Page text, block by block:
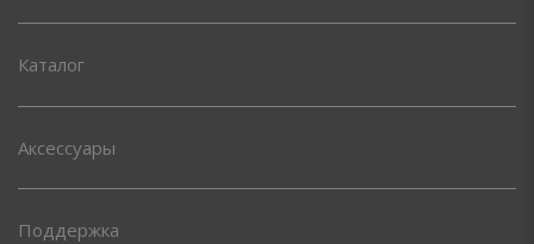
Каталог
Аксессуары
Поддержка